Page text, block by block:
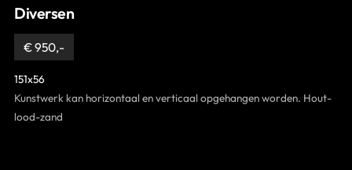
Diversen
€ 950,-
151x56
Kunstwerk kan horizontaal en verticaal opgehangen worden. Hout-
lood-zand